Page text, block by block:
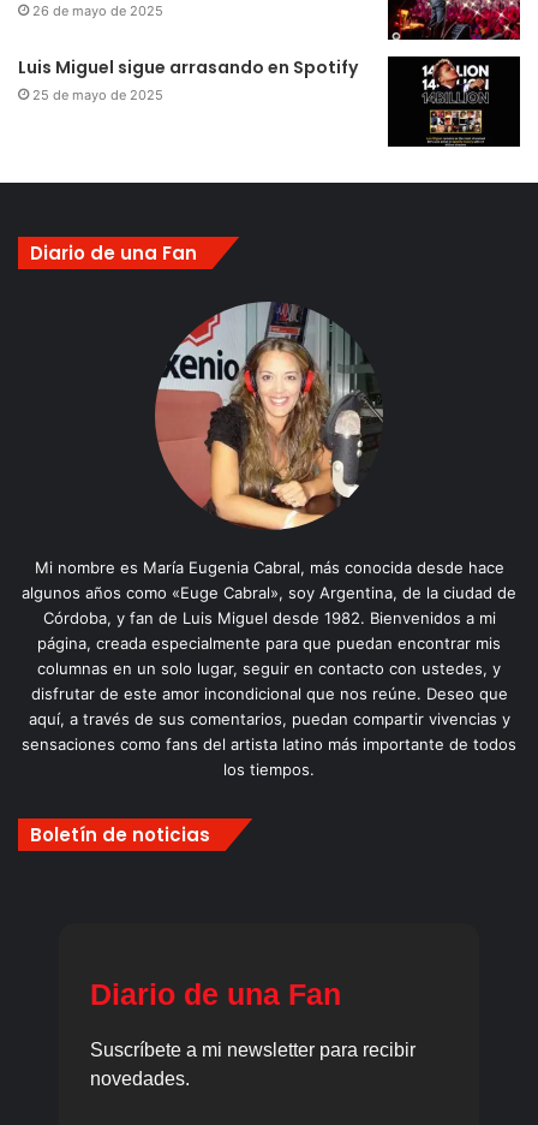
26 de mayo de 2025
Luis Miguel sigue arrasando en Spotify
25 de mayo de 2025
Diario de una Fan
Mi nombre es María Eugenia Cabral, más conocida desde hace
algunos años como «Euge Cabral», soy Argentina, de la ciudad de
Córdoba, y fan de Luis Miguel desde 1982. Bienvenidos a mi
página, creada especialmente para que puedan encontrar mis
columnas en un solo lugar, seguir en contacto con ustedes, y
disfrutar de este amor incondicional que nos reúne. Deseo que
aquí, a través de sus comentarios, puedan compartir vivencias y
sensaciones como fans del artista latino más importante de todos
los tiempos.
Boletín de noticias